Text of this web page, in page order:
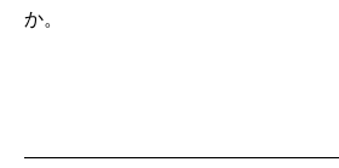
か。